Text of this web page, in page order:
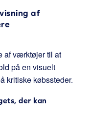
af
af værktøjer til at
på en visuelt
kritiske købssteder.
der kan